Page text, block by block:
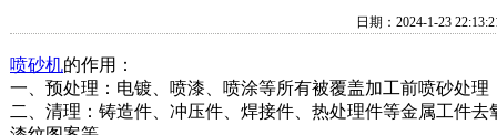
日期：2024-1-23
喷砂机的作用：
一、预处理：电镀、喷漆、喷涂等所有被覆盖加工前喷砂处
二、清理：铸造件、冲压件、焊接件、热处理件等金属工件